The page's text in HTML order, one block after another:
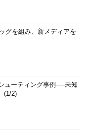
グを組み、新メディアを
ューティング事例──未知
(1/2)